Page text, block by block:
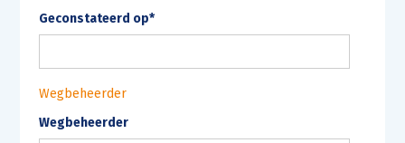
Geconstateerd op*
Wegbeheerder
Wegbeheerder